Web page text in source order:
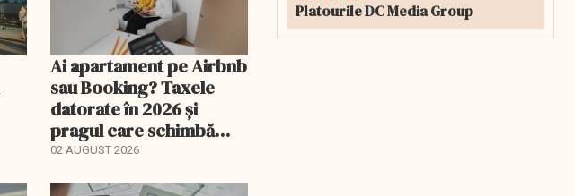
Ai apartament pe Airbnb
sau Booking? Taxele
datorate în 2026 și
pragul care schimbă
regimul fiscal
02 AUGUST 2026
Platourile DC Media Group